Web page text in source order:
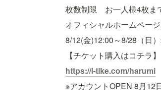
枚数制限　お一人様4枚ま
オフィシャルホームページ
8/12(金)12:00～8/28（日
【チケット購入はコチラ】
https://l-tike.com/harumi
※アカウントOPEN 8月12